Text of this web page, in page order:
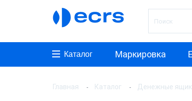
Каталог Маркировка
Главная Каталог Денежные